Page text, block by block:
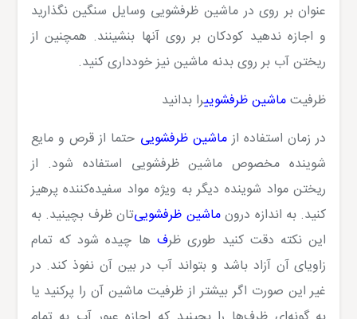
عنوان بر روی در ماشین ظرفشویی وسایل سنگین نگذارید
و اجازه ندهید کودکان بر روی آنها بنشینند. همچنین از
ریختن آب بر روی بدنه ماشین نیز خودداری کنید.
ظرفیتماشین ظرفشوییرا بدانید
در زمان استفاده ازماشین ظرفشویی حتما از قرص و مایع
شوینده مخصوص ماشین ظرفشویی استفاده شود. از
ریختن مواد شوینده دیگر به ویژه مواد سفیده‌کننده پرهیز
کنید. به اندازه درونماشین ظرفشویی‌تان ظرف بچینید. به
این نکته دقت کنید طوری ظرف ها چیده شود که تمام
زاویای آن آزاد باشد و بتواند آب در بین آن نفوذ کند. در
غیر این صورت اگر بیشتر از ظرفیت ماشین آن را پرکنید یا